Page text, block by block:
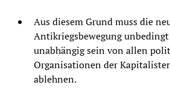
Aus diesem Grund muss die
Antikriegsbewegung
unabhängig sein von allen
Organisationen der
ablehnen.